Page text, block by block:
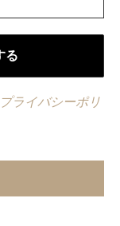
プライバシーポリ